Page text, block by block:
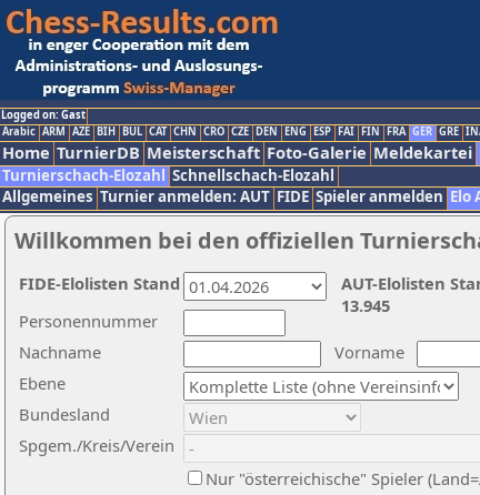
Logged on: Gast
Arabic ARM AZE BIH BUL CAT CHN CRO CZE DEN ENG ESP FAI FIN FRA GER GRE
Home TurnierDB Meisterschaft Foto-Galerie Meldekartei
Turnierschach-Elozahl Schnellschach-Elozahl
Allgemeines Turnier anmelden: AUT FIDE Spieler anmelden Elo
Willkommen bei den offiziellen
Nachname
Vorname
Ebene
Personennummer
Bundesland
Spgem./Kreis/Verein
Nur "österreichische" Spieler
AUT-Elolisten
13.945
FIDE-Elolisten Stand